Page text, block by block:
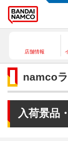
店舗情報
namco
入荷景品